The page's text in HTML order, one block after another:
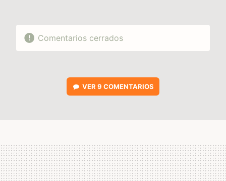
Comentarios cerrados
VER 9 COMENTARIOS